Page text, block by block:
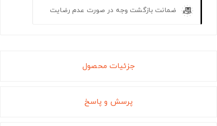
ضمانت بازگشت وجه در صورت عدم رضایت
جزئیات محصول
پرسش و پاسخ